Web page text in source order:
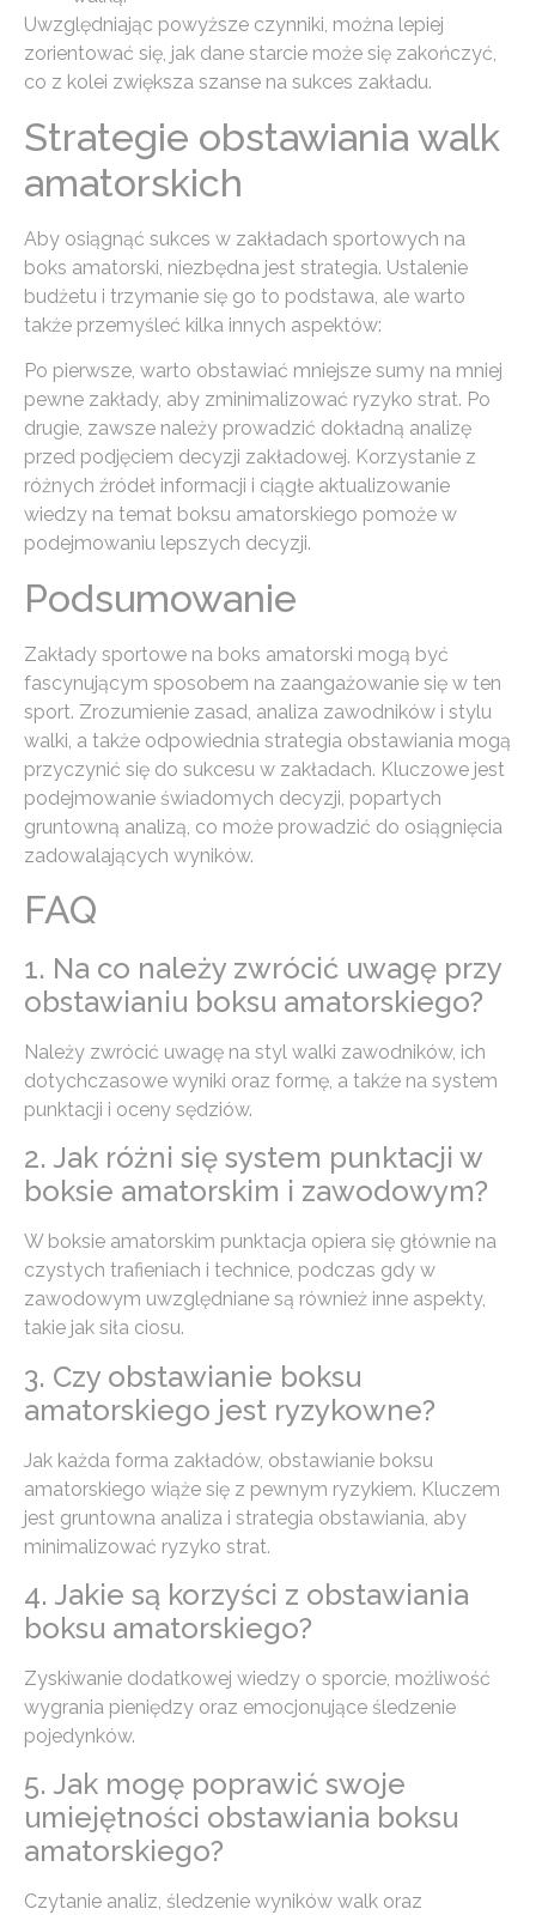
Uwzględniając powyższe czynniki, można lepiej
zorientować się, jak dane starcie może się zakończyć,
co z kolei zwiększa szanse na sukces zakładu.
Strategie obstawiania walk
amatorskich
Aby osiągnąć sukces w zakładach sportowych na
boks amatorski, niezbędna jest strategia. Ustalenie
budżetu i trzymanie się go to podstawa, ale warto
także przemyśleć kilka innych aspektów:
Po pierwsze, warto obstawiać mniejsze sumy na mniej
pewne zakłady, aby zminimalizować ryzyko strat. Po
drugie, zawsze należy prowadzić dokładną analizę
przed podjęciem decyzji zakładowej. Korzystanie z
różnych źródeł informacji i ciągłe aktualizowanie
wiedzy na temat boksu amatorskiego pomoże w
podejmowaniu lepszych decyzji.
Podsumowanie
Zakłady sportowe na boks amatorski mogą być
fascynującym sposobem na zaangażowanie się w ten
sport. Zrozumienie zasad, analiza zawodników i stylu
walki, a także odpowiednia strategia obstawiania mogą
przyczynić się do sukcesu w zakładach. Kluczowe jest
podejmowanie świadomych decyzji, popartych
gruntowną analizą, co może prowadzić do osiągnięcia
zadowalających wyników.
FAQ
1. Na co należy zwrócić uwagę przy
obstawianiu boksu amatorskiego?
Należy zwrócić uwagę na styl walki zawodników, ich
dotychczasowe wyniki oraz formę, a także na system
punktacji i oceny sędziów.
2. Jak różni się system punktacji w
boksie amatorskim i zawodowym?
W boksie amatorskim punktacja opiera się głównie na
czystych trafieniach i technice, podczas gdy w
zawodowym uwzględniane są również inne aspekty,
takie jak siła ciosu.
3. Czy obstawianie boksu
amatorskiego jest ryzykowne?
Jak każda forma zakładów, obstawianie boksu
amatorskiego wiąże się z pewnym ryzykiem. Kluczem
jest gruntowna analiza i strategia obstawiania, aby
minimalizować ryzyko strat.
4. Jakie są korzyści z obstawiania
boksu amatorskiego?
Zyskiwanie dodatkowej wiedzy o sporcie, możliwość
wygrania pieniędzy oraz emocjonujące śledzenie
pojedynków.
5. Jak mogę poprawić swoje
umiejętności obstawiania boksu
amatorskiego?
Czytanie analiz, śledzenie wyników walk oraz